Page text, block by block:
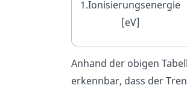
1.Ionisierungsenergie
[eV]
Anhand der obigen
erkennbar, dass der